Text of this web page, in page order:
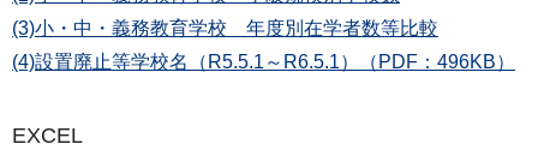
(3)小・中・義務教育学校 年度別在学者数等比較
(4)設置廃止等学校名（R5.5.1～R6.5.1）（PDF：496KB）
EXCEL